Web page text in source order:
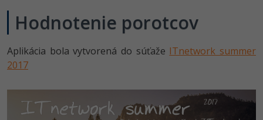
Linux a UNIX
Hodnotenie porotcov
Aplikácia bola vytvorená do súťaže ITnetwork summer
2017